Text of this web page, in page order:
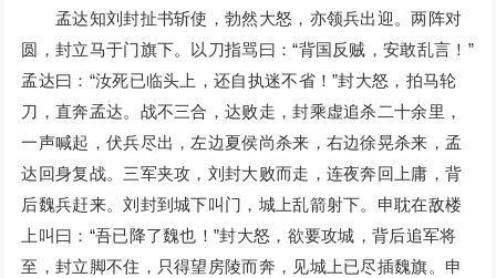
孟达知刘封扯书斩使，勃然大怒，亦领兵出迎。两阵对
圆，封立马于门旗下。以刀指骂曰：“背国反贼，安敢乱言！”
孟达曰：“汝死已临头上，还自执迷不省！”封大怒，拍马轮
刀，直奔孟达。战不三合，达败走，封乘虚追杀二十余里，
一声喊起，伏兵尽出，左边夏侯尚杀来，右边徐晃杀来，孟
达回身复战。三军夹攻，刘封大败而走，连夜奔回上庸，背
后魏兵赶来。刘封到城下叫门，城上乱箭射下。申耽在敌楼
上叫曰：“吾已降了魏也！”封大怒，欲要攻城，背后追军将
至，封立脚不住，只得望房陵而奔，见城上已尽插魏旗。申